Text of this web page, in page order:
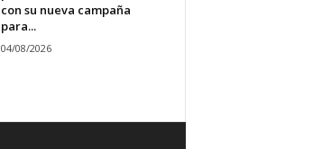
con su nueva campaña
para...
04/08/2026